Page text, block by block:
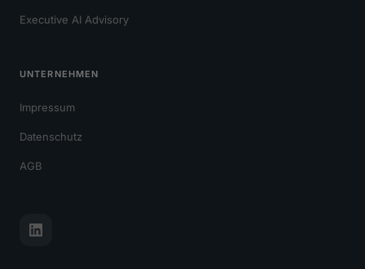
Executive AI Advisory
UNTERNEHMEN
Impressum
Datenschutz
AGB